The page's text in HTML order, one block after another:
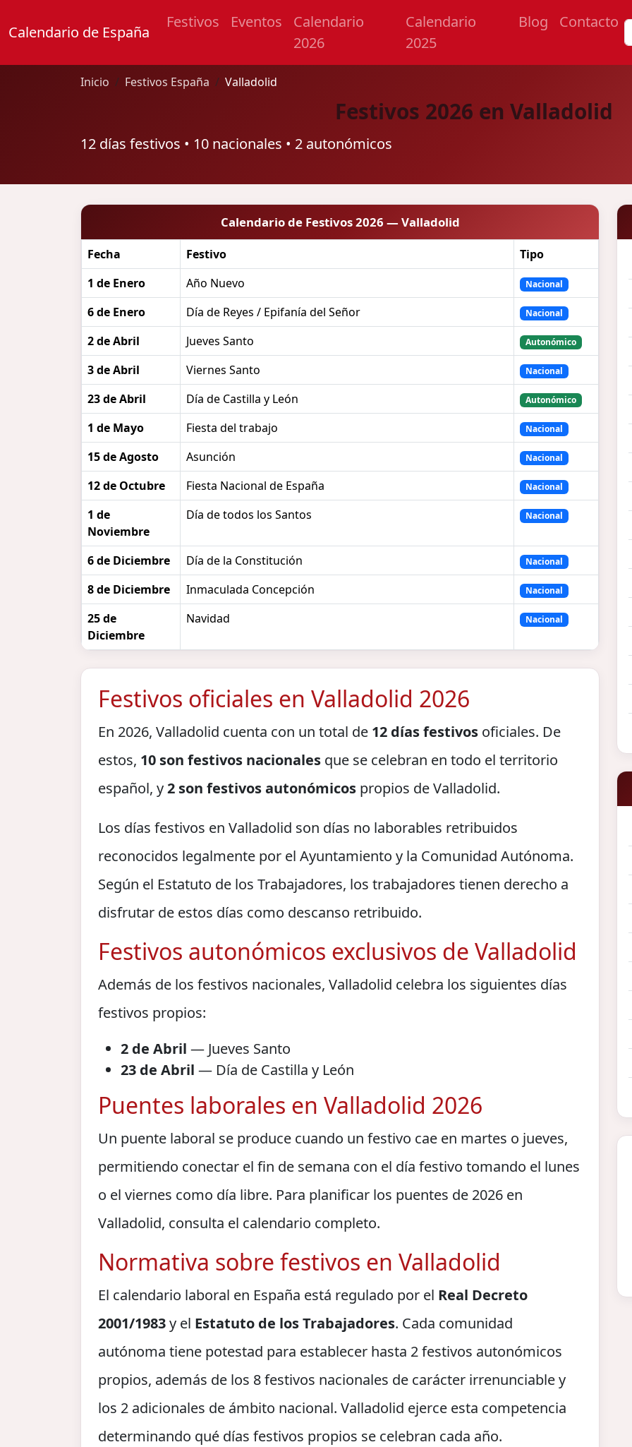
Calendario de España
Festivos Eventos
Calendario
2026
Calendario
2025
Blog Contacto
Inicio Festivos España Valladolid
Festivos 2026 en Valladolid
12 días festivos • 10 nacionales • 2 autonómicos
Calendario de Festivos 2026 — Valladolid
Fecha Festivo
Tipo
1 de Enero
Año Nuevo Nacional
6 de Enero Día de Reyes / Epifanía del Señor Nacional
2 de Abril Jueves Santo Autonómico
3 de Abril Viernes Santo Nacional
23 de Abril Día de Castilla y León Autonómico
1 de Mayo Fiesta del trabajo Nacional
15 de Agosto Asunción Nacional
12 de Octubre Fiesta Nacional de España Nacional
1 de
Noviembre
Día de todos los Santos Nacional
6 de Diciembre Día de la Constitución Nacional
8 de Diciembre Inmaculada Concepción Nacional
25 de
Diciembre
Navidad Nacional
Festivos oficiales en Valladolid 2026
En 2026, Valladolid cuenta con un total de 12 días festivos oficiales. De
estos, 10 son festivos nacionales que se celebran en todo el territorio
español, y2 son festivos autonómicos propios de Valladolid.
Los días festivos en Valladolid son días no laborables retribuidos
reconocidos legalmente por el Ayuntamiento y la Comunidad Autónoma.
Según el Estatuto de los Trabajadores, los trabajadores tienen derecho a
disfrutar de estos días como descanso retribuido.
Festivos autonómicos exclusivos de Valladolid
Además de los festivos nacionales, Valladolid celebra los siguientes días
festivos propios:
2 de Abril — Jueves Santo
23 de Abril — Día de Castilla y León
Puentes laborales en Valladolid 2026
Un puente laboral se produce cuando un festivo cae en martes o jueves,
permitiendo conectar el fin de semana con el día festivo tomando el lunes
o el viernes como día libre. Para planificar los puentes de 2026 en
Valladolid, consulta el calendario completo.
Normativa sobre festivos en Valladolid
El calendario laboral en España está regulado por el Real Decreto
2001/1983y el Estatuto de los Trabajadores. Cada comunidad
autónoma tiene potestad para establecer hasta 2 festivos autonómicos
propios, además de los 8 festivos nacionales de carácter irrenunciable y
los 2 adicionales de ámbito nacional. Valladolid ejerce esta competencia
determinando qué días festivos propios se celebran cada año.